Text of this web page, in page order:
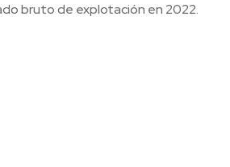
bruto de explotación en 2022.